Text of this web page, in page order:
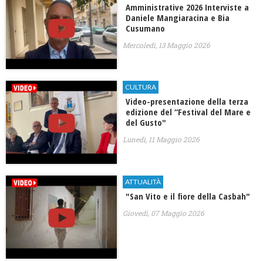
Amministrative 2026 Interviste a
Daniele Mangiaracina e Bia
Cusumano
Mercoledì, 13 Maggio 2026
CULTURA
Video-presentazione della terza
edizione del “Festival del Mare e
del Gusto"
Lunedì, 11 Maggio 2026
ATTUALITÀ
"San Vito e il fiore della Casbah"
Giovedì, 07 Maggio 2026